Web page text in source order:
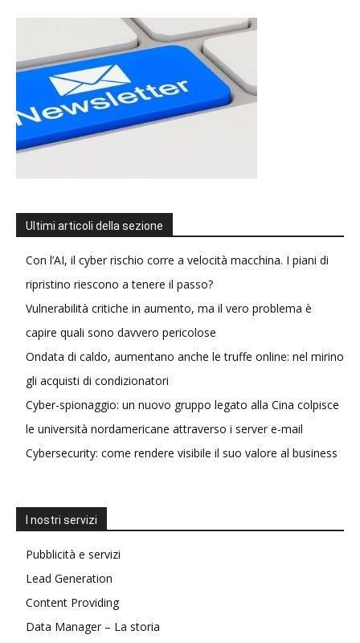
Ultimi articoli della sezione
Con l’AI, il cyber rischio corre a velocità macchina. I piani di
ripristino riescono a tenere il passo?
Vulnerabilità critiche in aumento, ma il vero problema è
capire quali sono davvero pericolose
Ondata di caldo, aumentano anche le truffe online: nel mirino
gli acquisti di condizionatori
Cyber-spionaggio: un nuovo gruppo legato alla Cina colpisce
le università nordamericane attraverso i server e-mail
Cybersecurity: come rendere visibile il suo valore al business
I nostri servizi
Pubblicità e servizi
Lead Generation
Content Providing
Data Manager – La storia